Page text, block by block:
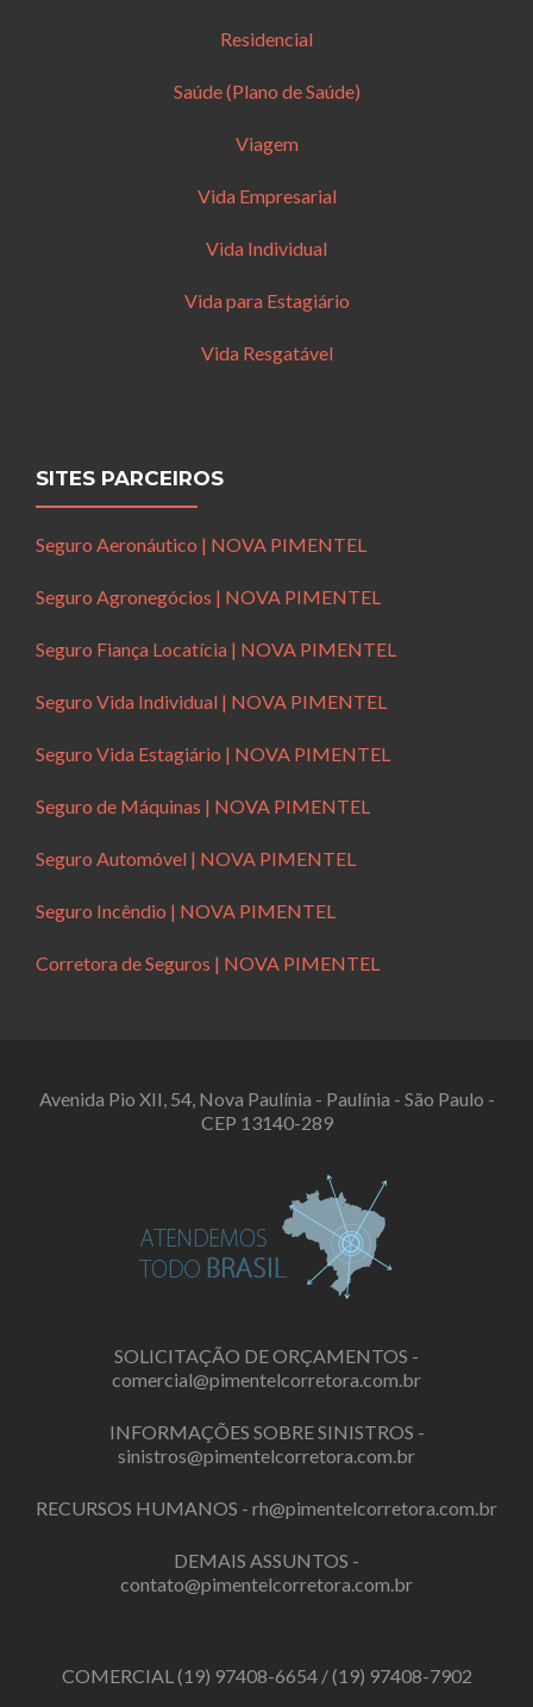
Residencial
Saúde (Plano de Saúde)
Viagem
Vida Empresarial
Vida Individual
Vida para Estagiário
Vida Resgatável
SITES PARCEIROS
Seguro Aeronáutico | NOVA PIMENTEL
Seguro Agronegócios | NOVA PIMENTEL
Seguro Fiança Locatícia | NOVA PIMENTEL
Seguro Vida Individual | NOVA PIMENTEL
Seguro Vida Estagiário | NOVA PIMENTEL
Seguro de Máquinas | NOVA PIMENTEL
Seguro Automóvel | NOVA PIMENTEL
Seguro Incêndio | NOVA PIMENTEL
Corretora de Seguros | NOVA PIMENTEL
Avenida Pio XII, 54, Nova Paulínia - Paulínia - São Paulo -
CEP 13140-289
SOLICITAÇÃO DE ORÇAMENTOS -
comercial@pimentelcorretora.com.br
INFORMAÇÕES SOBRE SINISTROS -
sinistros@pimentelcorretora.com.br
RECURSOS HUMANOS - rh@pimentelcorretora.com.br
DEMAIS ASSUNTOS -
contato@pimentelcorretora.com.br
COMERCIAL(19) 97408-6654/(19) 97408-7902